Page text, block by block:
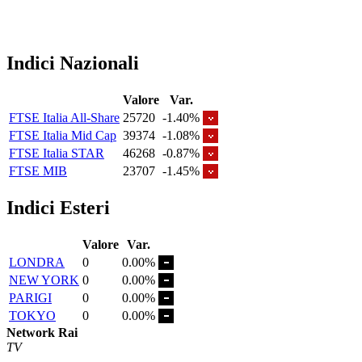
Indici Nazionali
Valore
Var.
FTSE Italia All-Share 25720 -1.40%
FTSE Italia Mid Cap 39374 -1.08%
FTSE Italia STAR
46268 -0.87%
FTSE MIB
23707 -1.45%
Indici Esteri
Valore Var.
LONDRA
0
0.00%
NEW YORK 0
0.00%
PARIGI
0
0.00%
TOKYO
0
0.00%
Network Rai
TV